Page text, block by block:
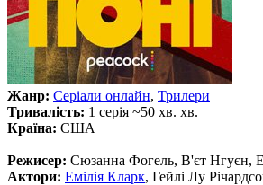
Жанр: Серіали онлайн, Трилери
Тривалість: 1 серія ~50 хв. хв.
Країна: США
Режисер: Сюзанна Фогель, В'єт Нгуєн,
Актори: Емілія Кларк, Гейлі Лу